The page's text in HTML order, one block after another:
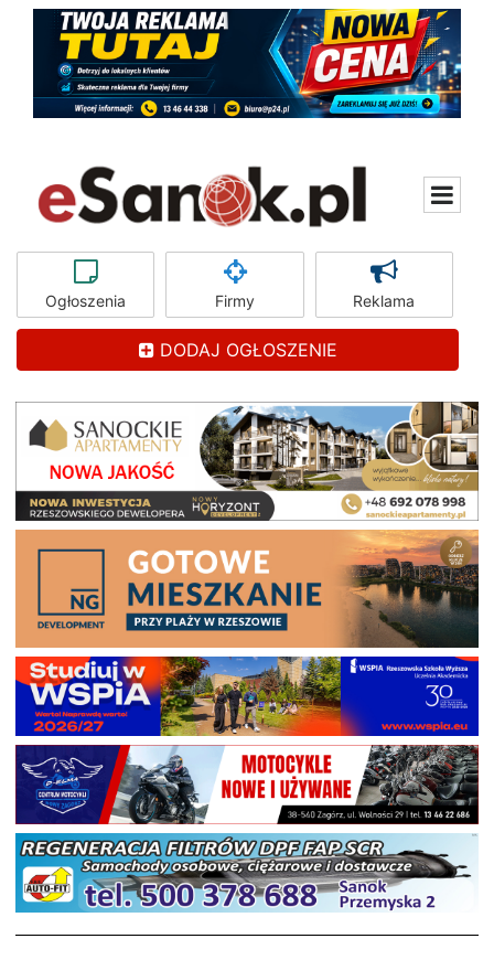
Ogłoszenia Firmy Reklama
DODAJ OGŁOSZENIE